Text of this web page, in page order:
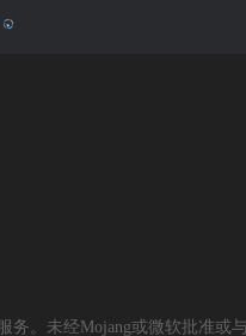
务。未经Mojang或微软批准或与